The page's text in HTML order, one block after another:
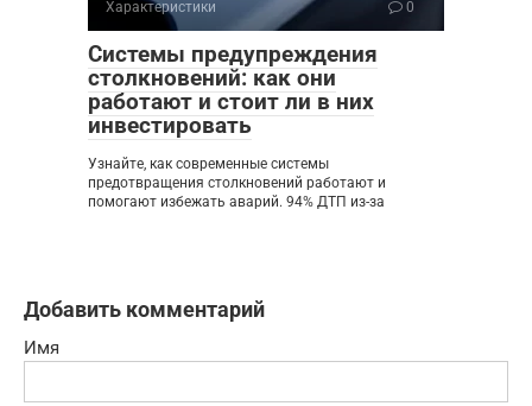
Характеристики 0
Системы предупреждения
столкновений: как они
работают и стоит ли в них
инвестировать
Узнайте, как современные системы
предотвращения столкновений работают и
помогают избежать аварий. 94% ДТП из-за
Добавить комментарий
Имя